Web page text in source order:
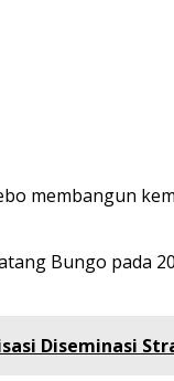
membangun
Bungo
Diseminasi